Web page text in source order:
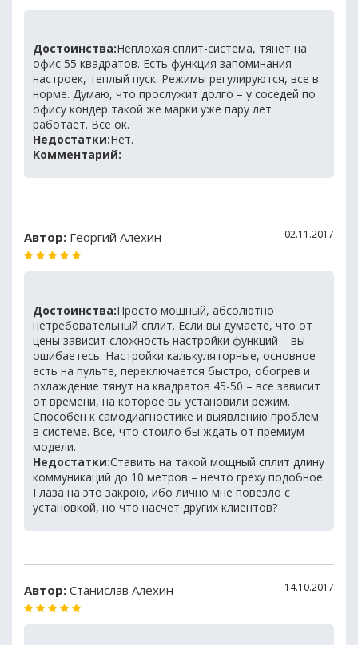
Достоинства:Неплохая сплит-система, тянет на
офис 55 квадратов. Есть функция запоминания
настроек, теплый пуск. Режимы регулируются, все в
норме. Думаю, что прослужит долго – у соседей по
офису кондер такой же марки уже пару лет
работает. Все ок.
Недостатки:Нет.
Комментарий:---
Автор: Георгий Алехин 02.11.2017
Достоинства:Просто мощный, абсолютно
нетребовательный сплит. Если вы думаете, что от
цены зависит сложность настройки функций – вы
ошибаетесь. Настройки калькуляторные, основное
есть на пульте, переключается быстро, обогрев и
охлаждение тянут на квадратов 45-50 – все зависит
от времени, на которое вы установили режим.
Способен к самодиагностике и выявлению проблем
в системе. Все, что стоило бы ждать от премиум-
модели.
Недостатки:Ставить на такой мощный сплит длину
коммуникаций до 10 метров – нечто греху подобное.
Глаза на это закрою, ибо лично мне повезло с
установкой, но что насчет других клиентов?
Автор: Станислав Алехин 14.10.2017